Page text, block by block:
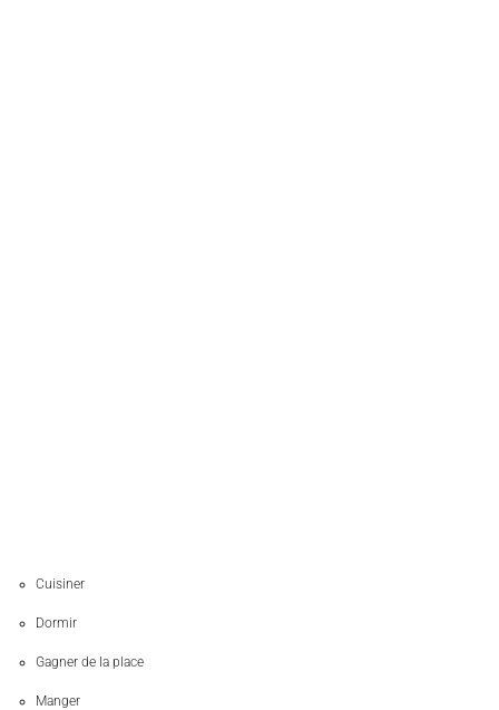
Cuisiner
Dormir
Gagner de la place
Manger